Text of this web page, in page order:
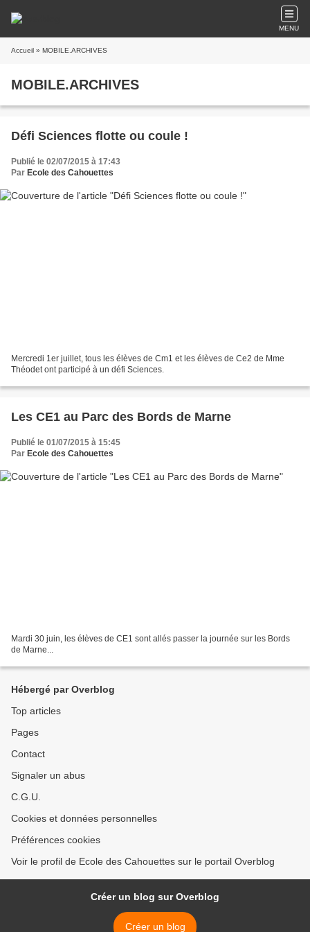
MENU
Accueil » MOBILE.ARCHIVES
MOBILE.ARCHIVES
Défi Sciences flotte ou coule !
Publié le 02/07/2015 à 17:43
Par Ecole des Cahouettes
Mercredi 1er juillet, tous les élèves de Cm1 et les élèves de Ce2 de Mme
Théodet ont participé à un défi Sciences.
Les CE1 au Parc des Bords de Marne
Publié le 01/07/2015 à 15:45
Par Ecole des Cahouettes
Mardi 30 juin, les élèves de CE1 sont allés passer la journée sur les Bords
de Marne...
Hébergé par Overblog
Top articles
Pages
Contact
Signaler un abus
C.G.U.
Cookies et données personnelles
Préférences cookies
Voir le profil de Ecole des Cahouettes sur le portail Overblog
Créer un blog sur Overblog
Créer un blog